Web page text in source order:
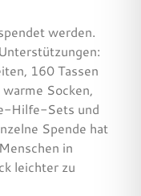
werden.
160 Tassen
Socken,
Hilfe-Sets und
Spende hat
in
leichter zu